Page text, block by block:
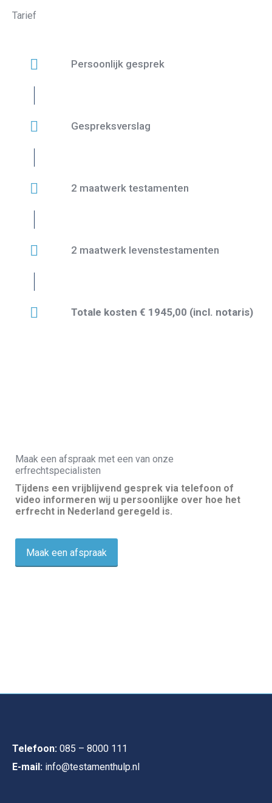
Tarief
Persoonlijk gesprek
Gespreksverslag
2 maatwerk testamenten
2 maatwerk levenstestamenten
Totale kosten € 1945,00 (incl. notaris)
Maak een afspraak met een van onze
erfrechtspecialisten
Tijdens een vrijblijvend gesprek via telefoon of
video informeren wij u persoonlijke over hoe het
erfrecht in Nederland geregeld is.
Maak een afspraak
Telefoon: 085 – 8000 111
E-mail: info@testamenthulp.nl